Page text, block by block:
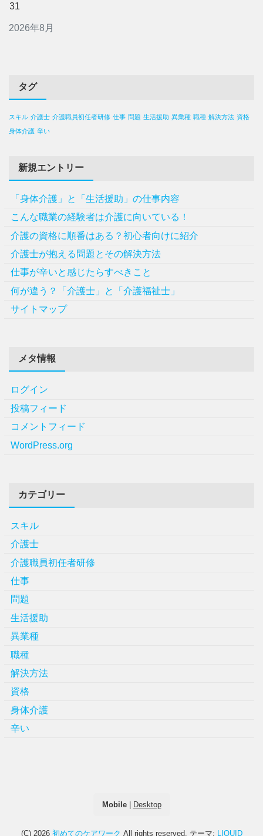
2026年8月
31
タグ
スキル 介護士 介護職員初任者研修 仕事 問題 生活援助 異業種 職種 解決方法 資格
身体介護 辛い
新規エントリー
「身体介護」と「生活援助」の仕事内容
こんな職業の経験者は介護に向いている！
介護の資格に順番はある？初心者向けに紹介
介護士が抱える問題とその解決方法
仕事が辛いと感じたらすべきこと
何が違う？「介護士」と「介護福祉士」
サイトマップ
メタ情報
ログイン
投稿フィード
コメントフィード
WordPress.org
カテゴリー
スキル
介護士
介護職員初任者研修
仕事
問題
生活援助
異業種
職種
解決方法
資格
身体介護
辛い
Mobile| Desktop
(C) 2026 初めてのケアワーク All rights reserved. テーマ: LIQUID